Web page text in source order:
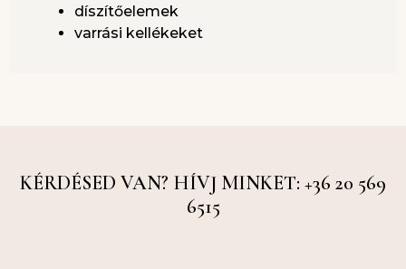
díszítőelemek
varrási kellékeket
KÉRDÉSED VAN? HÍVJ MINKET: +36 20 569
6515